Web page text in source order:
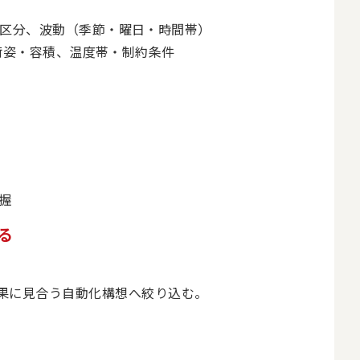
、波動（季節・曜日・時間帯）
・容積、温度帯・制約条件
見合う自動化構想へ絞り込む。